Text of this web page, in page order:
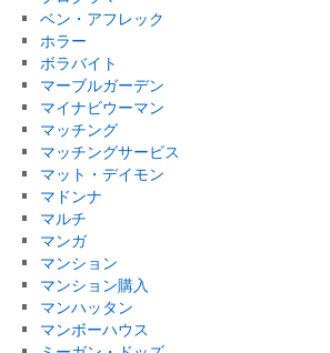
ベン・アフレック
ホラー
ボラバイト
マーブルガーデン
マイナビウーマン
マッチング
マッチングサービス
マット・デイモン
マドンナ
マルチ
マンガ
マンション
マンション購入
マンハッタン
マンボーハウス